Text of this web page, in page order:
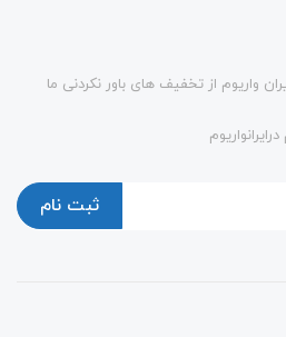
واریوم از تخفیف های باور نکردنی ما
ثبت نام